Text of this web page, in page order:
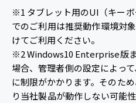
※1 タブレット用のUI（キーボ
でのご利用は推奨動作環境対
けてご利用ください。
※2 Windows10 Enterprise版
場合、管理者側の設定によっ
に制限がかかります。そのた
り当社製品が動作しない可能